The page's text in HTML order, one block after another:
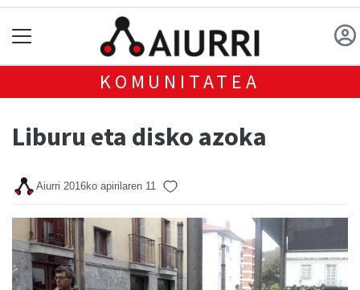
KOMUNITATEA
Liburu eta disko azoka
Aiurri 2016ko apirilaren 11